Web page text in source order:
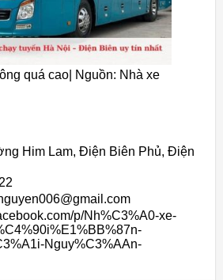
quá cao| Nguồn: Nhà xe
Him Lam, Điện Biên Phủ, Điện
p/Nh%C3%A0-xe-
Nguy%C3%AAn-